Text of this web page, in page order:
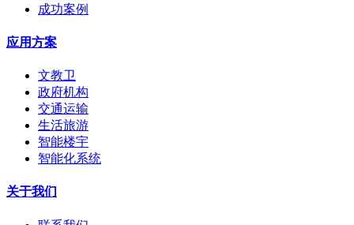
成功案例
应用方案
文教卫
政府机构
交通运输
生活旅游
智能楼宇
智能化系统
关于我们